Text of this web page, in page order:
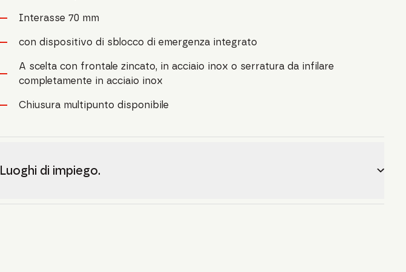
Interasse 70 mm
con dispositivo di sblocco di emergenza integrato
A scelta con frontale zincato, in acciaio inox o serratura da infilare
completamente in acciaio inox
Chiusura multipunto disponibile
Luoghi di impiego.